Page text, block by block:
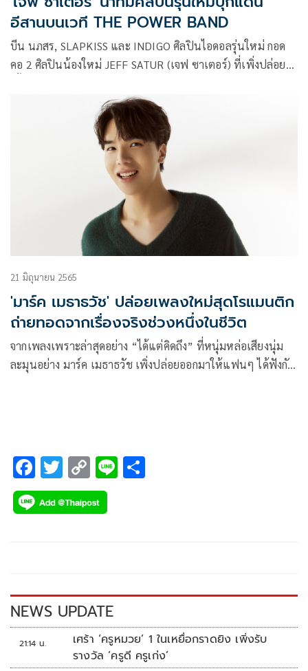
อีสานบนเวที THE POWER BAND
บีน นภสร, SLAPKISS และ INDIGO ศิลปินไอดอลรุ่นใหม่ กอด
คอ 2 ศิลปินน้องใหม่ JEFF SATUR (เจฟ ซาเตอร์) ที่เพิ่งปล่อยซิง
มากความสามารถที่มีเสน่ห์มามัดหัวใจคนฟัง ประเดิมคอนเสิร์ต
บนเวทีการประกวดดนตรีสากลสุดยิ่งใหญ่แห่งปี THE POWER
BAND 2022 SEASON 2 รอบออดิชันแร
21 มิถุนายน 2565
'มาร์ค เมธาธวัช' ปล่อยเพลงใหม่สุดโรแมนติก
ถ่ายทอดจากเรื่องจริงช่วงหนึ่งในชีวิต
จากเพลงเพราะล่าสุดอย่าง “ได้แต่คิดถึง” ที่หนุ่มหล่อเสียงนุ่ม
ละมุนอย่าง มาร์ค เมธาธวัช เพิ่งปล่อยออกมาให้แฟนๆ ได้ฟังกัน
F
ac
e
k
T
wi
tt
C
o
p
k
Li
NEWS UPDATE
21:14 น.
เศร้า ‘ครูหมวย’ 1 ในเหยื่อกราดยิง เพิ่งรับ
รางวัล ‘ครูดี ครูเก่ง’